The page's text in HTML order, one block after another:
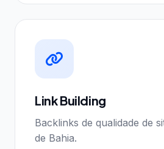
Link Building
Backlinks de qualidade de
de Bahia.